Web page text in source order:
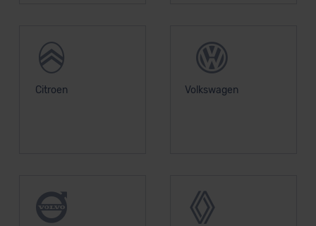
Citroen Volkswagen